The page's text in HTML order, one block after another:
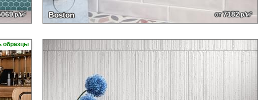
р/м² Boston от7182р/м²
образцы